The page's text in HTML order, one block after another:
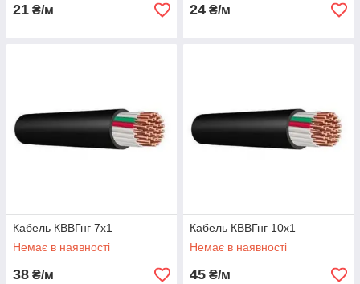
21 ₴/м 24 ₴/м
Кабель КВВГнг 7х1
Немає в наявності
38 ₴/м
Кабель КВВГнг 10х1
Немає в наявності
45 ₴/м